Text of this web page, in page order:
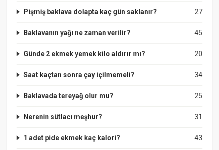
27
Pişmiş baklava dolapta kaç gün saklanır?
45
Baklavanın yağı ne zaman verilir?
20
Günde 2 ekmek yemek kilo aldırır mı?
34
Saat kaçtan sonra çay içilmemeli?
25
Baklavada tereyağ olur mu?
31
Nerenin sütlacı meşhur?
43
1 adet pide ekmek kaç kalori?